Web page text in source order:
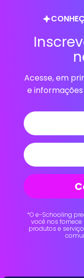
Acesse, em
e
*O e-Schooling
você nos
produtos e